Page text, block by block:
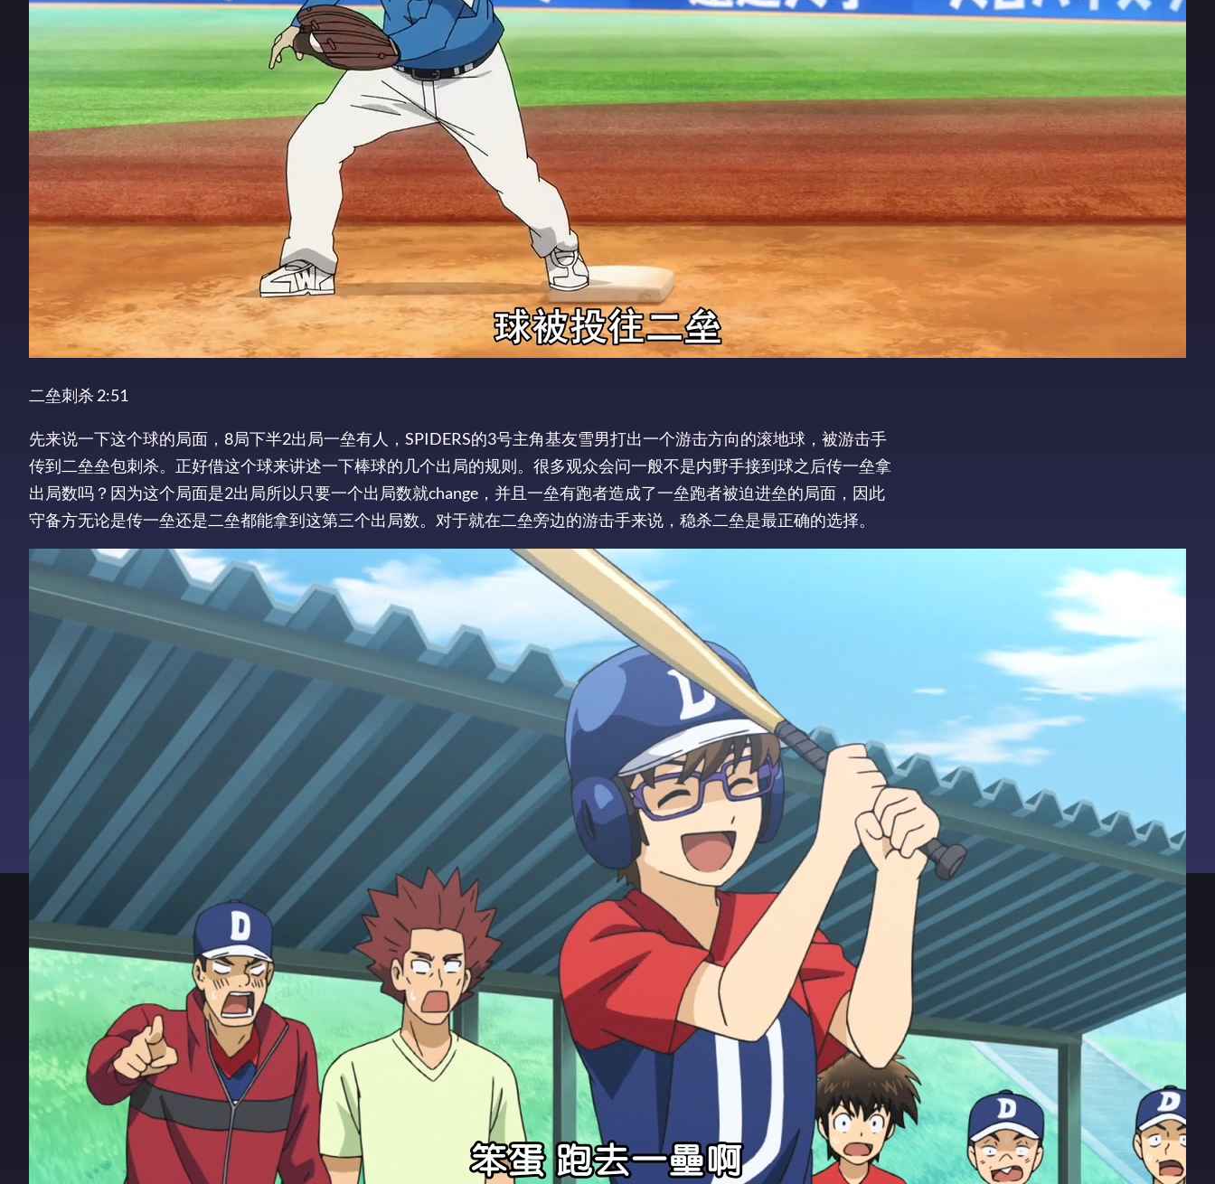
二垒刺杀 2:51
先来说一下这个球的局面，8局下半2出局一垒有人，SPIDERS的3号主角基友雪男打出一个游击方向的滚地球，被游击手
传到二垒垒包刺杀。正好借这个球来讲述一下棒球的几个出局的规则。很多观众会问一般不是内野手接到球之后传一垒拿
出局数吗？因为这个局面是2出局所以只要一个出局数就change，并且一垒有跑者造成了一垒跑者被迫进垒的局面，因此
守备方无论是传一垒还是二垒都能拿到这第三个出局数。对于就在二垒旁边的游击手来说，稳杀二垒是最正确的选择。